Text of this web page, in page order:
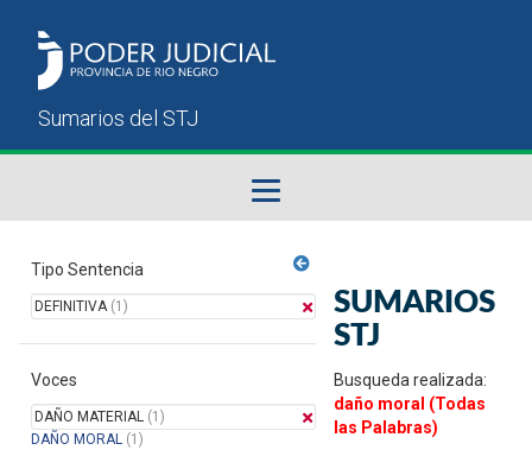
Sumarios del STJ
Manual del Usuario
Tipo Sentencia
DEFINITIVA(1)
Voces
DAÑO MATERIAL (1)
DAÑO MORAL (1)
SUMARIOS
STJ
Busqueda realizada:
daño moral (Todas
las Palabras)